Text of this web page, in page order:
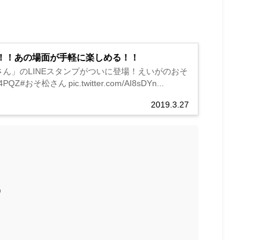
あの場面が手軽に楽しめる！！
2019.3.27
」のLINEスタンプがついに登場！えいがのおそ
おそ松さん pic.twitter.com/AI8sDYn...